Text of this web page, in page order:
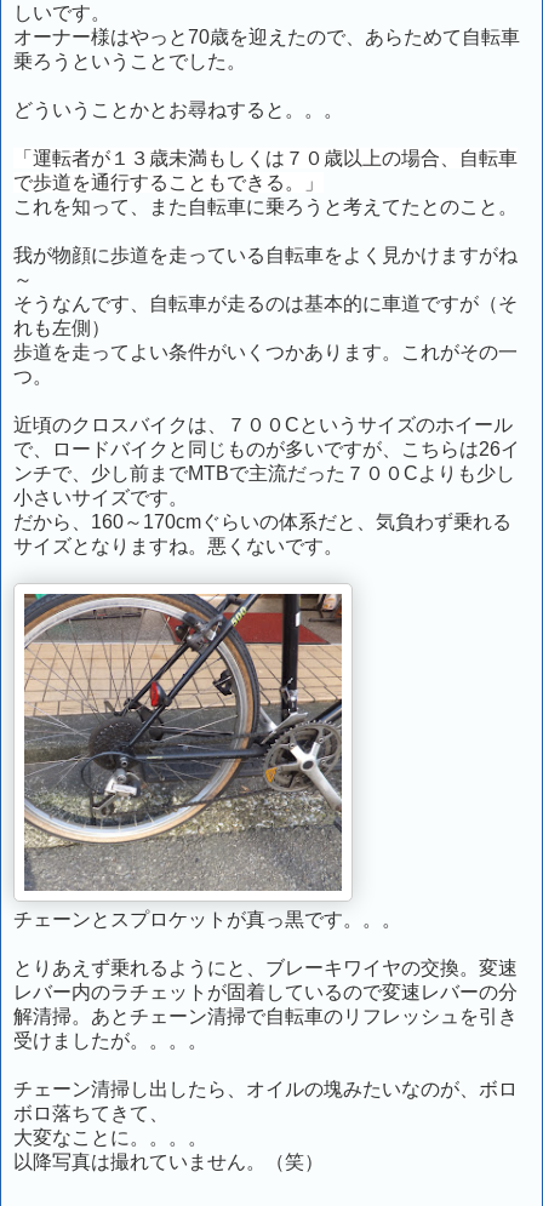
しいです。
オーナー様はやっと70歳を迎えたので、あらためて自転車
乗ろうということでした。
どういうことかとお尋ねすると。。。
「運転者が１３歳未満もしくは７０歳以上の場合、自転車
で歩道を通行することもできる。」
これを知って、また自転車に乗ろうと考えてたとのこと。
我が物顔に歩道を走っている自転車をよく見かけますがね
～
そうなんです、自転車が走るのは基本的に車道ですが（そ
れも左側）
歩道を走ってよい条件がいくつかあります。これがその一
つ。
近頃のクロスバイクは、７００Cというサイズのホイール
で、ロードバイクと同じものが多いですが、こちらは26イ
ンチで、少し前までMTBで主流だった７００Cよりも少し
小さいサイズです。
だから、160～170cmぐらいの体系だと、気負わず乗れる
サイズとなりますね。悪くないです。
チェーンとスプロケットが真っ黒です。。。
とりあえず乗れるようにと、ブレーキワイヤの交換。変速
レバー内のラチェットが固着しているので変速レバーの分
解清掃。あとチェーン清掃で自転車のリフレッシュを引き
受けましたが。。。。
チェーン清掃し出したら、オイルの塊みたいなのが、ボロ
ボロ落ちてきて、
大変なことに。。。。
以降写真は撮れていません。（笑）